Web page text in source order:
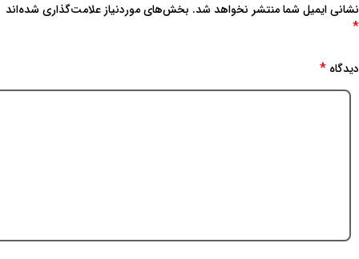
نشانی ایمیل شما منتشر نخواهد شد. بخش‌های موردنیاز علامت‌گذاری شده‌اند
*
دیدگاه *